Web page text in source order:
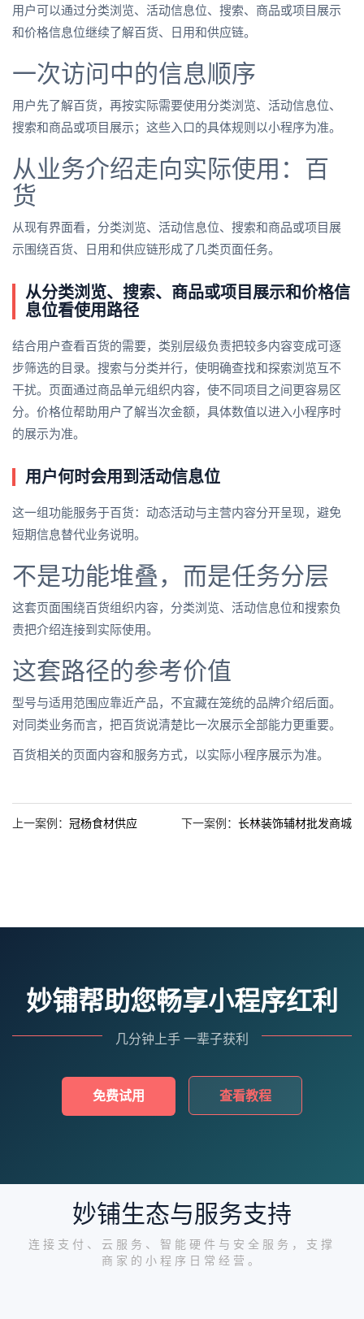
用户可以通过分类浏览、活动信息位、搜索、商品或项目展示
和价格信息位继续了解百货、日用和供应链。
一次访问中的信息顺序
用户先了解百货，再按实际需要使用分类浏览、活动信息位、
搜索和商品或项目展示；这些入口的具体规则以小程序为准。
从业务介绍走向实际使用：百
货
从现有界面看，分类浏览、活动信息位、搜索和商品或项目展
示围绕百货、日用和供应链形成了几类页面任务。
从分类浏览、搜索、商品或项目展示和价格信
息位看使用路径
结合用户查看百货的需要，类别层级负责把较多内容变成可逐
步筛选的目录。搜索与分类并行，使明确查找和探索浏览互不
干扰。页面通过商品单元组织内容，使不同项目之间更容易区
分。价格位帮助用户了解当次金额，具体数值以进入小程序时
的展示为准。
用户何时会用到活动信息位
这一组功能服务于百货：动态活动与主营内容分开呈现，避免
短期信息替代业务说明。
不是功能堆叠，而是任务分层
这套页面围绕百货组织内容，分类浏览、活动信息位和搜索负
责把介绍连接到实际使用。
这套路径的参考价值
型号与适用范围应靠近产品，不宜藏在笼统的品牌介绍后面。
对同类业务而言，把百货说清楚比一次展示全部能力更重要。
百货相关的页面内容和服务方式，以实际小程序展示为准。
上一案例： 冠杨食材供应 下一案例： 长林装饰辅材批发商城
妙铺帮助您畅享小程序红利
几分钟上手 一辈子获利
免费试用 查看教程
妙铺生态与服务支持
连接支付、云服务、智能硬件与安全服务，支撑
商家的小程序日常经营。